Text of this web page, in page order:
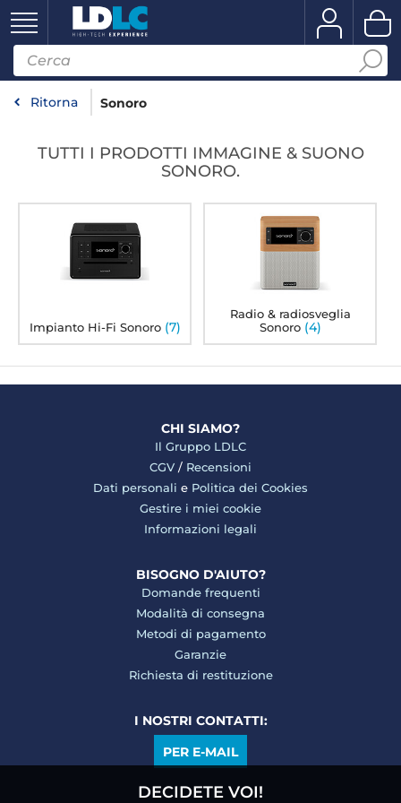
Ritorna Sonoro
TUTTI I PRODOTTI IMMAGINE & SUONO
SONORO.
Impianto Hi-Fi Sonoro (7)
Radio & radiosveglia
Sonoro (4)
CHI SIAMO?
Il Gruppo LDLC
CGV / Recensioni
Dati personali e Politica dei Cookies
Gestire i miei cookie
Informazioni legali
BISOGNO D'AIUTO?
Domande frequenti
Modalità di consegna
Metodi di pagamento
Garanzie
Richiesta di restituzione
I NOSTRI CONTATTI:
PER E-MAIL
DECIDETE VOI!